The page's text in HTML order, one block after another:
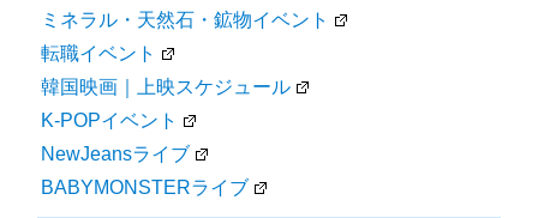
ミネラル・天然石・鉱物イベント
転職イベント
韓国映画｜上映スケジュール
K-POPイベント
NewJeansライブ
BABYMONSTERライブ